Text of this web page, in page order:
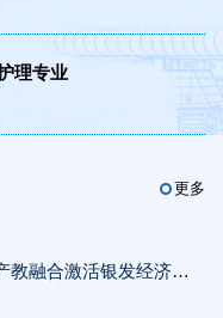
理专业
更多
教融合激活银发经济新